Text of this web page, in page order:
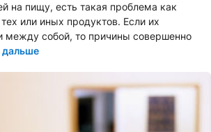
на пищу, есть такая проблема как
или иных продуктов. Если их
между собой, то причины совершенно
дальше